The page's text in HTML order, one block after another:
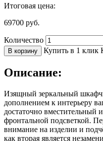
Итоговая цена:
69700 руб.
Количество
В корзину Купить в 1 клик
Описание:
Изящный зеркальный
дополнением к интерьеру
достаточно вместительный
фронтальной подсветкой.
внимание на изделии и
как вторая является